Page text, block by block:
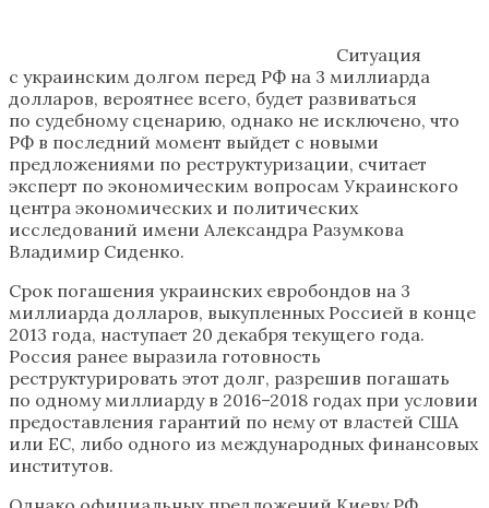
Ситуация
с украинским долгом перед РФ на 3 миллиарда
долларов, вероятнее всего, будет развиваться
по судебному сценарию, однако не исключено, что
РФ в последний момент выйдет с новыми
предложениями по реструктуризации, считает
эксперт по экономическим вопросам Украинского
центра экономических и политических
исследований имени Александра Разумкова
Владимир Сиденко.
Срок погашения украинских евробондов на 3
миллиарда долларов, выкупленных Россией в конце
2013 года, наступает 20 декабря текущего года.
Россия ранее выразила готовность
реструктурировать этот долг, разрешив погашать
по одному миллиарду в 2016–2018 годах при условии
предоставления гарантий по нему от властей США
или ЕС, либо одного из международных финансовых
институтов.